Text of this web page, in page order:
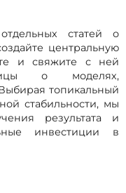
статей о
центральную
и свяжите с ней
о моделях,
топикальный
стабильности, мы
результата и
инвестиции в